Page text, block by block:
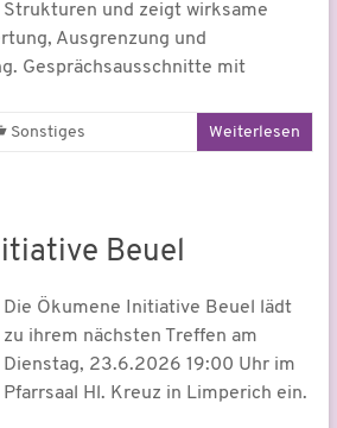
Strukturen und zeigt wirksame
Ausgrenzung und
Gesprächsausschnitte mit
Sonstiges Weiterlesen
Beuel
Die Ökumene Initiative Beuel lädt
zu ihrem nächsten Treffen am
Dienstag, 23.6.2026 19:00 Uhr im
Pfarrsaal Hl. Kreuz in Limperich ein.